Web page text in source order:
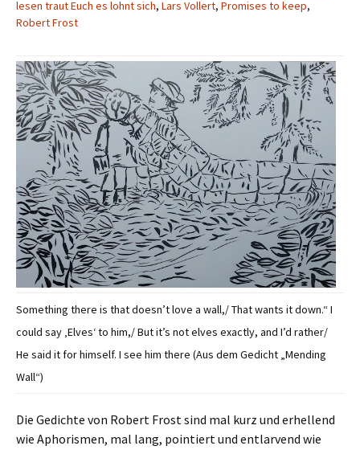
lesen traut Euch es lohnt sich, Lars Vollert, Promises to keep,
Robert Frost
Something there is that doesn’t love a wall,/ That wants it down.“ I
could say ‚Elves‘ to him,/ But it’s not elves exactly, and I’d rather/
He said it for himself. I see him there (Aus dem Gedicht „Mending
Wall“)
Die Gedichte von Robert Frost sind mal kurz und erhellend
wie Aphorismen, mal lang, pointiert und entlarvend wie